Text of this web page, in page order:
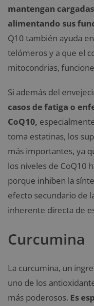
mantengan
alimentando sus
Q10 también ayuda
telómeros y a que el
mitocondrias,
Si además del
casos de fatiga o
CoQ10,
toma estatinas, los
más importantes, ya
los niveles de CoQ10
porque inhiben la
efecto secundario de
inherente directa de
Curcumina
La curcumina, un
uno de los
más poderosos. Es